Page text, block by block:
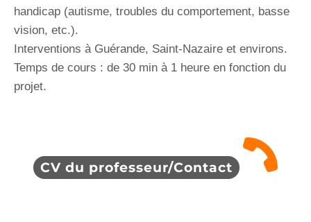
handicap (autisme, troubles du comportement, basse
vision, etc.).
Interventions à Guérande, Saint-Nazaire et environs.
Temps de cours : de 30 min à 1 heure en fonction du
projet.
CV du professeur/Contact